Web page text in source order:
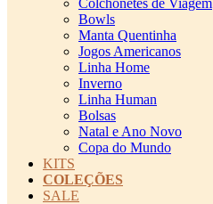
Colchonetes de Viagem
Bowls
Manta Quentinha
Jogos Americanos
Linha Home
Inverno
Linha Human
Bolsas
Natal e Ano Novo
Copa do Mundo
KITS
COLEÇÕES
SALE